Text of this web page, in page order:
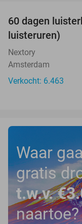
60 dagen
luisteruren)
Nextory
Amsterdam
Verkocht: 6.463
Waar
gratis
t.w.v.
naartoe?